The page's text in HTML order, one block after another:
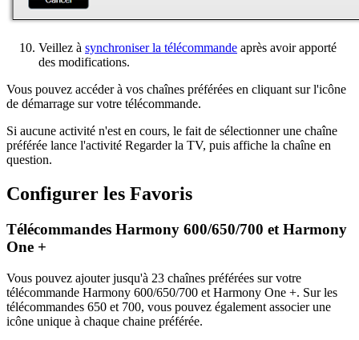
Veillez à synchroniser la télécommande après avoir apporté
des modifications.
Vous pouvez accéder à vos chaînes préférées en cliquant sur l'icône
de démarrage sur votre télécommande.
Si aucune activité n'est en cours, le fait de sélectionner une chaîne
préférée lance l'activité Regarder la TV, puis affiche la chaîne en
question.
Configurer les Favoris
Télécommandes Harmony 600/650/700 et Harmony
One +
Vous pouvez ajouter jusqu'à 23 chaînes préférées sur votre
télécommande Harmony 600/650/700 et Harmony One +. Sur les
télécommandes 650 et 700, vous pouvez également associer une
icône unique à chaque chaine préférée.